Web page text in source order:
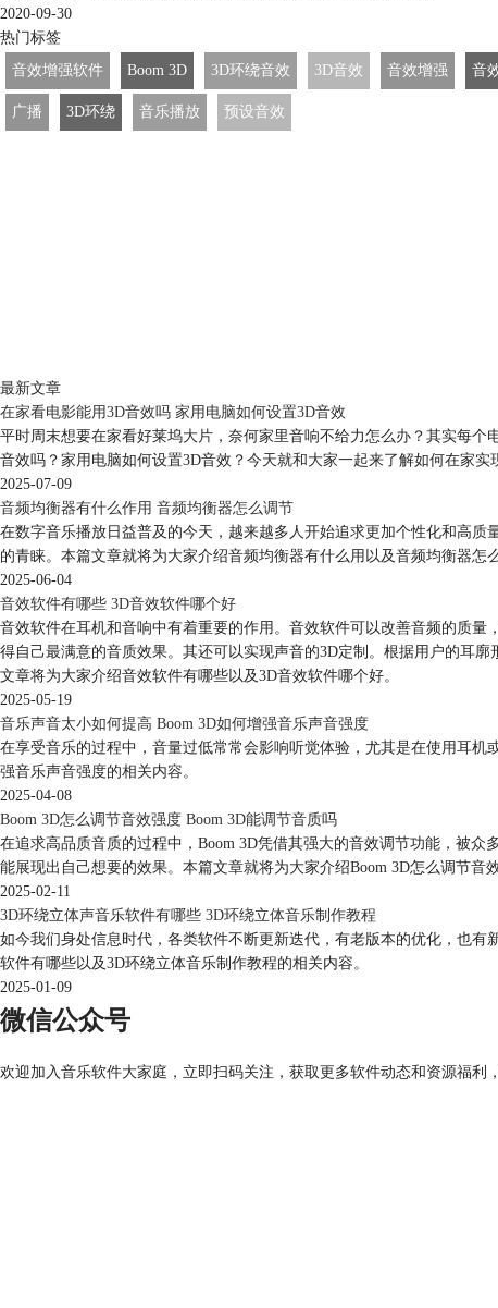
2020-09-30
热门标签
音效增强软件
Boom 3D 3D环绕音效 3D音效 音效增强 音
广播 3D环绕 音乐播放 预设音效
最新文章
在家看电影能用3D音效吗 家用电脑如何设置3D音效
平时周末想要在家看好莱坞大片，奈何家里音响不给力怎么办？其实每
音效吗？家用电脑如何设置3D音效？今天就和大家一起来了解如何在家实
2025-07-09
音频均衡器有什么作用 音频均衡器怎么调节
在数字音乐播放日益普及的今天，越来越多人开始追求更加个性化和高
的青睐。本篇文章就将为大家介绍音频均衡器有什么用以及音频均衡器怎
2025-06-04
音效软件有哪些 3D音效软件哪个好
音效软件在耳机和音响中有着重要的作用。音效软件可以改善音频的质
得自己最满意的音质效果。其还可以实现声音的3D定制。根据用户的耳
文章将为大家介绍音效软件有哪些以及3D音效软件哪个好。
2025-05-19
音乐声音太小如何提高 Boom 3D如何增强音乐声音强度
在享受音乐的过程中，音量过低常常会影响听觉体验，尤其是在使用耳
强音乐声音强度的相关内容。
2025-04-08
Boom 3D怎么调节音效强度 Boom 3D能调节音质吗
在追求高品质音质的过程中，Boom 3D凭借其强大的音效调节功能，被
能展现出自己想要的效果。本篇文章就将为大家介绍Boom 3D怎么调节音
2025-02-11
3D环绕立体声音乐软件有哪些 3D环绕立体音乐制作教程
如今我们身处信息时代，各类软件不断更新迭代，有老版本的优化，也
软件有哪些以及3D环绕立体音乐制作教程的相关内容。
2025-01-09
微信公众号
欢迎加入音乐软件大家庭，立即扫码关注，获取更多软件动态和资源福利